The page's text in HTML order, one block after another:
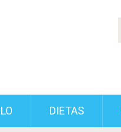
DIETAS